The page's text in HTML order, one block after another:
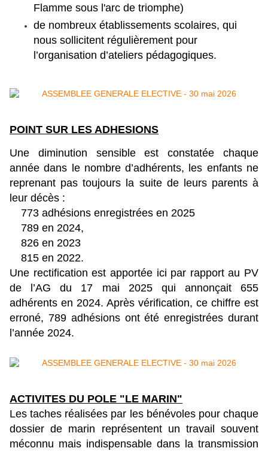
Flamme sous l'arc de triomphe)
de nombreux établissements scolaires, qui
nous sollicitent régulièrement pour
l’organisation d’ateliers pédagogiques.
POINT SUR LES ADHESIONS
Une diminution sensible est constatée chaque
année dans le nombre d’adhérents, les enfants ne
reprenant pas toujours la suite de leurs parents à
leur décès :
773 adhésions enregistrées en 2025
789 en 2024,
826 en 2023
815 en 2022.
Une rectification est apportée ici par rapport au PV
de l’AG du 17 mai 2025 qui annonçait 655
adhérents en 2024. Après vérification, ce chiffre est
erroné, 789 adhésions ont été enregistrées durant
l’année 2024.
ACTIVITES DU POLE "LE MARIN"
Les taches réalisées par les bénévoles pour chaque
dossier de marin représentent un travail souvent
méconnu mais indispensable dans la transmission